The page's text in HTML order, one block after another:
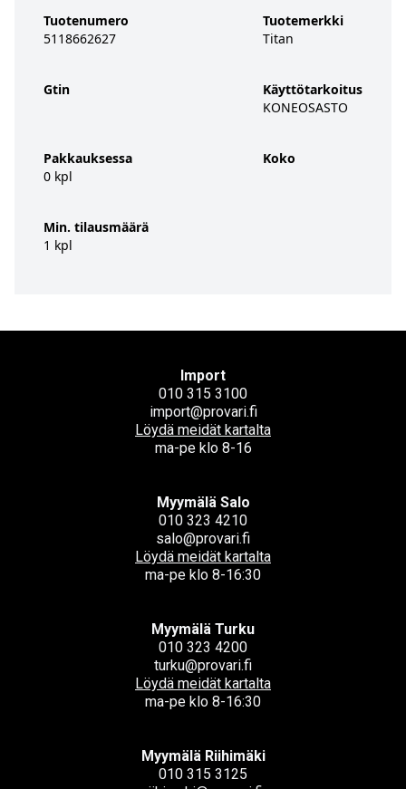
Tuotenumero
5118662627
Gtin
Pakkauksessa
0 kpl
Min. tilausmäärä
1 kpl
Tuotemerkki
Titan
Käyttötarkoitus
KONEOSASTO
Koko
Import
010 315 3100
import@provari.fi
Löydä meidät kartalta
ma-pe klo 8-16
Myymälä Salo
010 323 4210
salo@provari.fi
Löydä meidät kartalta
ma-pe klo 8-16:30
Myymälä Turku
010 323 4200
turku@provari.fi
Löydä meidät kartalta
ma-pe klo 8-16:30
Myymälä Riihimäki
010 315 3125